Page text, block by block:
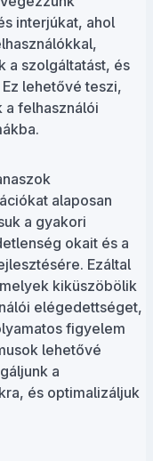
interjúkat, ahol
a szolgáltatást, és
lehetővé teszi,
felhasználói
alaposan
a gyakori
okait és a
Ezáltal
kiküszöbölik
elégedettséget,
figyelem
lehetővé
a
és optimalizáljuk